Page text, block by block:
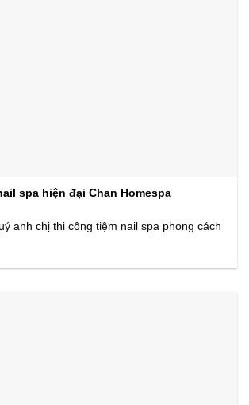
spa hiện đại Chan Homespa
anh chị thi công tiệm nail spa phong cách